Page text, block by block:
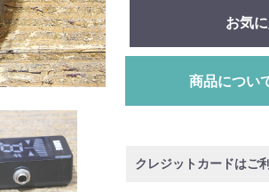
お気
商品につい
クレジットカードはご